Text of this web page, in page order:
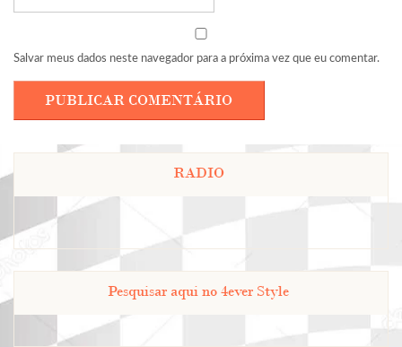
Salvar meus dados neste navegador para a próxima vez que eu comentar.
RADIO
Pesquisar aqui no 4ever Style